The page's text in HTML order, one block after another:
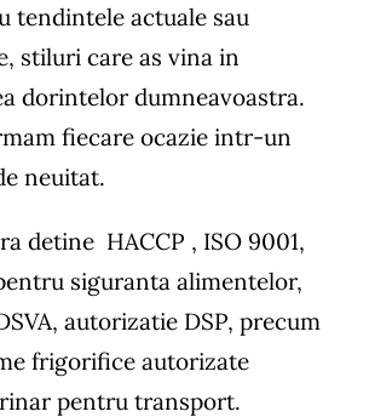
tendintele actuale sau
stiluri care as vina in
dorintelor dumneavoastra.
fiecare ocazie intr-un
neuitat.
detine HACCP , ISO 9001,
siguranta alimentelor,
autorizatie DSP, precum
frigorifice autorizate
pentru transport.